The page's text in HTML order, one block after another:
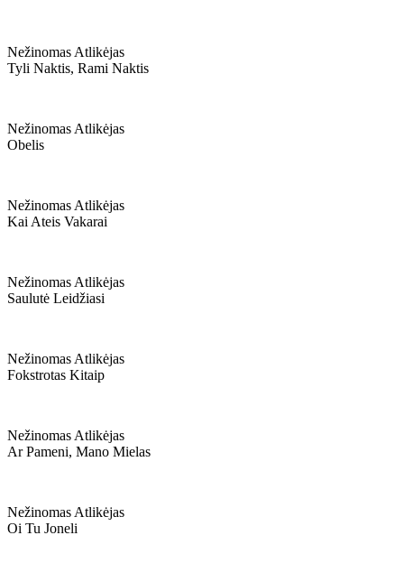
Nežinomas Atlikėjas
Tyli Naktis, Rami Naktis
Nežinomas Atlikėjas
Obelis
Nežinomas Atlikėjas
Kai Ateis Vakarai
Nežinomas Atlikėjas
Saulutė Leidžiasi
Nežinomas Atlikėjas
Fokstrotas Kitaip
Nežinomas Atlikėjas
Ar Pameni, Mano Mielas
Nežinomas Atlikėjas
Oi Tu Joneli